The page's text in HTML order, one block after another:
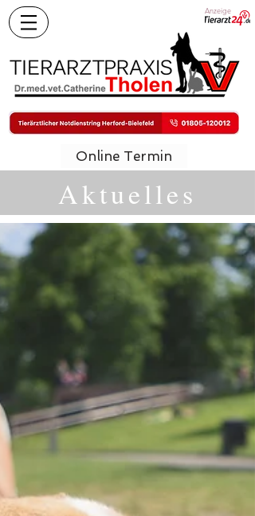
Anzeige
Online Termin
Aktuelles